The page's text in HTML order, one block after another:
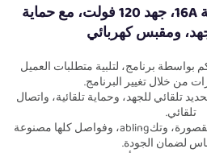
جهاز حماية الجهد للثلاجة 16A، جهد 120 فولت، مع حماية
ومقبس كهربائي
بواسطة برنامج، لتلبية متطلبات العميل
من خلال تغيير البرنامج.
تلقائي للجهد، وحماية تلقائية، واتصال
تلقائي.
الجودة: يتضمن تصميمًا داخليًا بمقصورة، وتكabling، وفواصل كلها مصنوعة
لضمان الجودة.